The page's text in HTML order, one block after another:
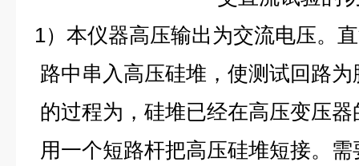
1）本仪器高压输出为交流电压。
路中串入高压硅堆，使测试回路
的过程为，硅堆已经在高压变压
用一个短路杆把高压硅堆短接。